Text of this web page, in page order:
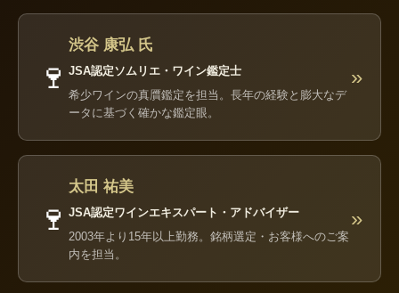
🍷
渋谷 康弘 氏
JSA認定ソムリエ・ワイン鑑定士
希少ワインの真贋鑑定を担当。長年の経験と膨大なデ
ータに基づく確かな鑑定眼。
»
🍷
太田 祐美
JSA認定ワインエキスパート・アドバイザー
2003年より15年以上勤務。銘柄選定・お客様へのご案
内を担当。
»